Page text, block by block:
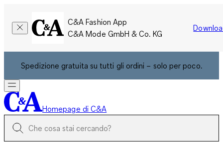
C&A Fashion App
C&A Mode GmbH & Co. KG
Spedizione gratuita su tutti gli ordini – solo per poco.
Homepage di C&A